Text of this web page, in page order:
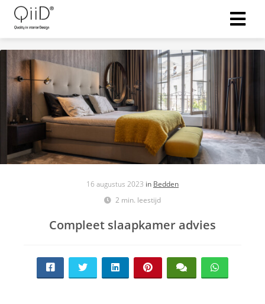
16 augustus 2023 in Bedden
2 min. leestijd
Compleet slaapkamer advies